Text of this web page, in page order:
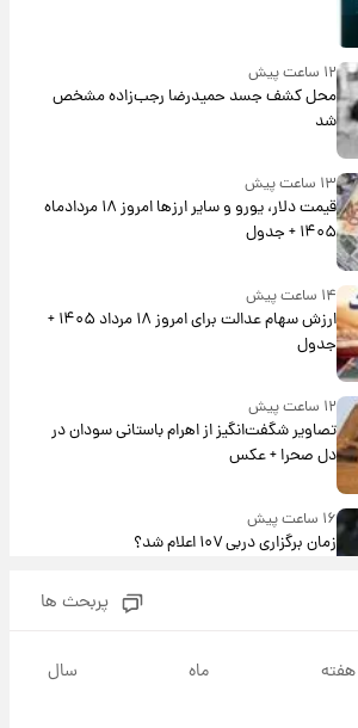
۱۲ ساعت پیش
محل کشف جسد حمیدرضا رجب‌زاده مشخص
شد
۱۳ ساعت پیش
قیمت دلار، یورو و سایر ارزها امروز ۱۸ مردادماه
۱۴۰۵ + جدول
۱۴ ساعت پیش
ارزش سهام عدالت برای امروز ۱۸ مرداد ۱۴۰۵ +
جدول
۱۲ ساعت پیش
تصاویر شگفت‌انگیز از اهرام باستانی سودان در
دل صحرا + عکس
۱۶ ساعت پیش
زمان برگزاری دربی ۱۰۷ اعلام شد؟
جزئیات
پربحث ها
هفته ماه سال